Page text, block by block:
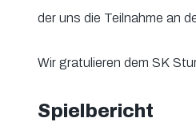
der uns die Teilnahme an
Wir gratulieren dem SK
Spielbericht